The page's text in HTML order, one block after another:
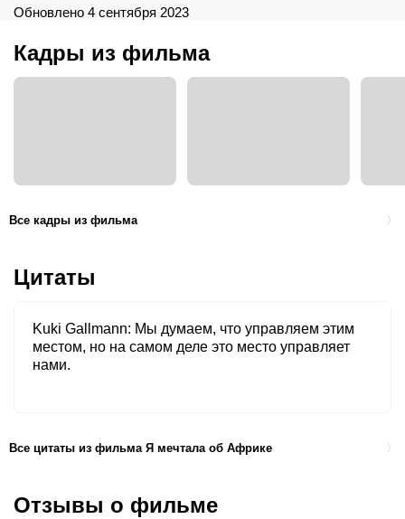
Обновлено 4 сентября 2023
Кадры из фильма
Все кадры из фильма
Цитаты
Kuki Gallmann
Мы думаем, что управляем этим
местом, но на самом деле это место управляет
нами.
Все цитаты из фильма Я мечтала об Африке
Отзывы о фильме